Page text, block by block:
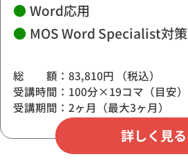
●Word応用
● MOS Word Specialist対策
総 額：83,810円 （税込）
受講時間：100分×19コマ（目安）
受講期間：2ヶ月（最大3ヶ月）
詳しく見る